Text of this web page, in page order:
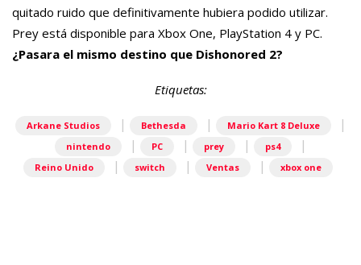
quitado ruido que definitivamente hubiera podido utilizar.
Prey está disponible para Xbox One, PlayStation 4 y PC.
¿Pasara el mismo destino que Dishonored 2?
Etiquetas:
Arkane Studios | Bethesda | Mario Kart 8 Deluxe |
nintendo | PC | prey | ps4 |
Reino Unido | switch | Ventas | xbox one